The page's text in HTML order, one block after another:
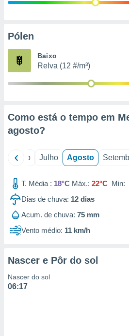
e
de
Pólen
Baixo
Relva (12 #/m³)
Como está o tempo em
agosto?
Junho Julho Agosto
T. Média : 18°C Máx.: 22°C Min:
Dias de chuva: 12 dias
Acum. de chuva: 75 mm
Vento médio: 11 km/h
Nascer e Pôr do sol
Nascer do sol
06:17